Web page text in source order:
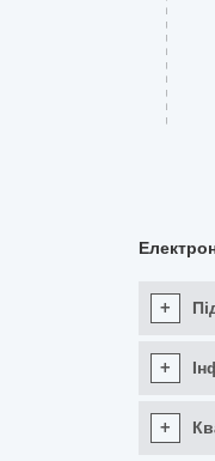
+
+
+